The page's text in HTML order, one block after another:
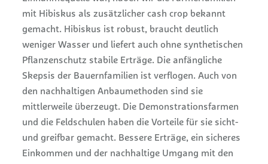
mit Hibiskus als zusätzlicher cash crop bekannt
gemacht. Hibiskus ist robust, braucht deutlich
weniger Wasser und liefert auch ohne synthetischen
Pflanzenschutz stabile Erträge. Die anfängliche
Skepsis der Bauernfamilien ist verflogen. Auch von
den nachhaltigen Anbaumethoden sind sie
mittlerweile überzeugt. Die Demonstrationsfarmen
und die Feldschulen haben die Vorteile für sie sicht-
und greifbar gemacht. Bessere Erträge, ein sicheres
Einkommen und der nachhaltige Umgang mit den